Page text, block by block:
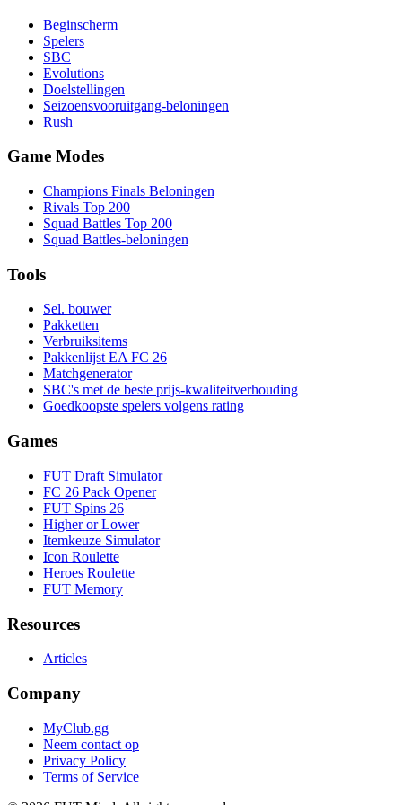
Beginscherm
Spelers
SBC
Evolutions
Doelstellingen
Seizoensvooruitgang-beloningen
Rush
Game Modes
Champions Finals Beloningen
Rivals Top 200
Squad Battles Top 200
Squad Battles-beloningen
Tools
Sel. bouwer
Pakketten
Verbruiksitems
Pakkenlijst EA FC 26
Matchgenerator
SBC's met de beste prijs-kwaliteitverhouding
Goedkoopste spelers volgens rating
Games
FUT Draft Simulator
FC 26 Pack Opener
FUT Spins 26
Higher or Lower
Itemkeuze Simulator
Icon Roulette
Heroes Roulette
FUT Memory
Resources
Articles
Company
MyClub.gg
Neem contact op
Privacy Policy
Terms of Service